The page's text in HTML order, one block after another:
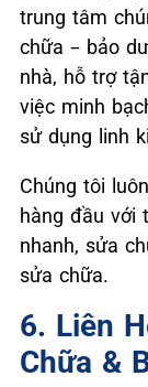
trung tâm
chữa – bảo
nhà, hỗ trợ
việc minh
sử dụng linh
Chúng tôi
hàng đầu với
nhanh, sửa
sửa chữa.
6. Liên
Chữa &